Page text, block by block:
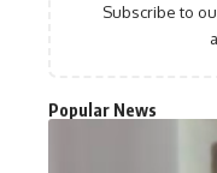
Subscribe to
Popular News